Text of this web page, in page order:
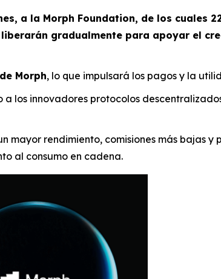
a la Morph Foundation, de los cuales
gradualmente para apoyar el
Morph, lo que impulsará los pagos y la
los innovadores protocolos
mayor rendimiento, comisiones más bajas
al consumo en cadena.